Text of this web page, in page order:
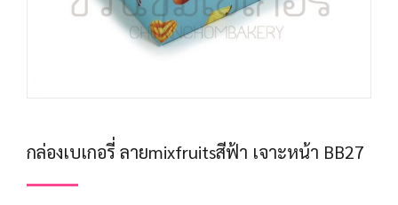
กล่องเบเกอรี่ ลายmixfruitsสีฟ้า เจาะหน้า BB27